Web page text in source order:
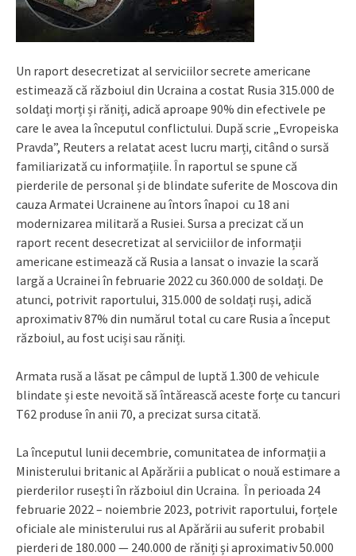
Un raport desecretizat al serviciilor secrete americane
estimează că războiul din Ucraina a costat Rusia 315.000 de
soldați morți și răniți, adică aproape 90% din efectivele pe
care le avea la începutul conflictului. După scrie „Evropeiska
Pravda”, Reuters a relatat acest lucru marți, citând o sursă
familiarizată cu informațiile. În raportul se spune că
pierderile de personal și de blindate suferite de Moscova din
cauza Armatei Ucrainene au întors înapoi cu 18 ani
modernizarea militară a Rusiei. Sursa a precizat că un
raport recent desecretizat al serviciilor de informații
americane estimează că Rusia a lansat o invazie la scară
largă a Ucrainei în februarie 2022 cu 360.000 de soldați. De
atunci, potrivit raportului, 315.000 de soldați ruși, adică
aproximativ 87% din numărul total cu care Rusia a început
războiul, au fost uciși sau răniți.
Armata rusă a lăsat pe câmpul de luptă 1.300 de vehicule
blindate și este nevoită să întărească aceste forțe cu tancuri
T62 produse în anii 70, a precizat sursa citată.
La începutul lunii decembrie, comunitatea de informații a
Ministerului britanic al Apărării a publicat o nouă estimare a
pierderilor rusești în războiul din Ucraina. În perioada 24
februarie 2022 – noiembrie 2023, potrivit raportului, forțele
oficiale ale ministerului rus al Apărării au suferit probabil
pierderi de 180.000 — 240.000 de răniți și aproximativ 50.000